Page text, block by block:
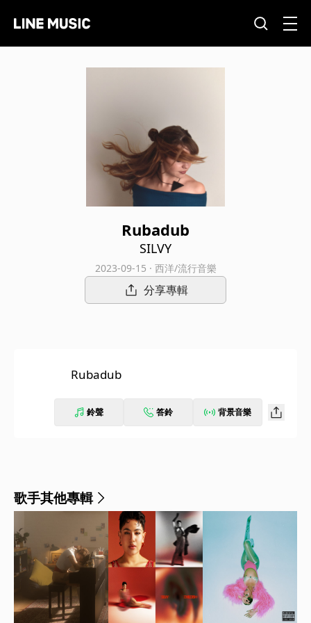
Rubadub
SILVY
2023-09-15 · 西洋/流行音樂
分享專輯
Rubadub
鈴聲 答鈴 背景音樂
歌手其他專輯